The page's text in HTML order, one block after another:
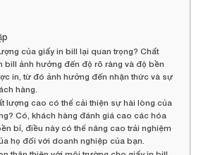
của giấy in bill lại quan trọng? Chất
bill ảnh hưởng đến độ rõ ràng và độ bền
in, từ đó ảnh hưởng đến nhận thức và sự
hàng.
lượng cao có thể cải thiện sự hài lòng của
Có, khách hàng đánh giá cao các hóa
bỉ, điều này có thể nâng cao trải nghiệm
họ đối với doanh nghiệp của bạn.